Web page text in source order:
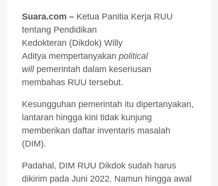
Suara.com – Ketua Panitia Kerja RUU
tentang Pendidikan
Kedokteran (Dikdok) Willy
Aditya mempertanyakan political
willpemerintah dalam keseriusan
membahas RUU tersebut.
Kesungguhan pemerintah itu dipertanyakan,
lantaran hingga kini tidak kunjung
memberikan daftar inventaris masalah
(DIM).
Padahal, DIM RUU Dikdok sudah harus
dikirim pada Juni 2022. Namun hingga awal